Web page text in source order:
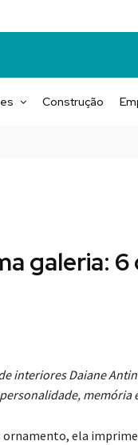
Construção
galeria:
interiores Daiane
memória
ela